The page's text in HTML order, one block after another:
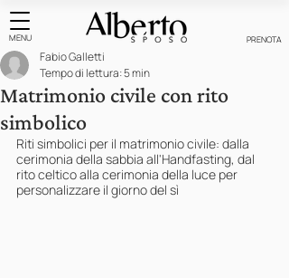
MENU PRENOTA
Matrimonio civile con rito
simbolico
Fabio Galletti
Tempo di lettura: 5 min
Riti simbolici per il matrimonio civile: dalla
cerimonia della sabbia all'Handfasting, dal
rito celtico alla cerimonia della luce per
personalizzare il giorno del sì